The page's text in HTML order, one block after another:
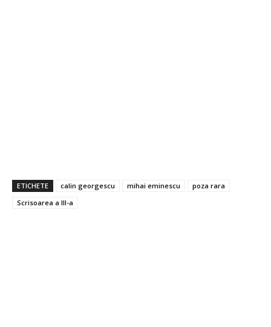
ETICHETE calin georgescu mihai eminescu
poza rara
Scrisoarea a III-a